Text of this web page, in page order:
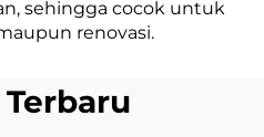
sehingga cocok untuk
renovasi.